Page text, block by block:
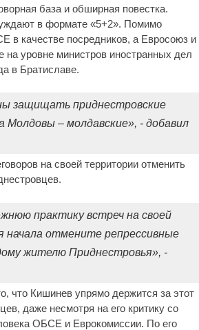
база и обширная повестка.
в формате «5+2». Помимо
в качестве посредников, а Евросоюз и
уровне министров иностранных дел
в Братиславе.
защищать приднестровские
Молдовы – молдавские», - добавил
на своей территории отменить
практику встреч на своей
начала отмените репрессивные
жителю Приднестровья», -
что Кишинев упрямо держится за этот
даже несмотря на его критику со
ОБСЕ и Еврокомиссии. По его